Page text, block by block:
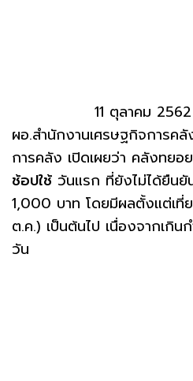
11 ตุลาคม 2562 น
ผอ.สำนักงานเศรษฐกิจการคลั
การคลัง เปิดเผยว่า คลังทยอ
ช้อปใช้ วันแรก ที่ยังไม่ได้ยืนยั
1,000 บาท โดยมีผลตั้งแต่เที่
ต.ค.) เป็นต้นไป เนื่องจากเกิน
วัน